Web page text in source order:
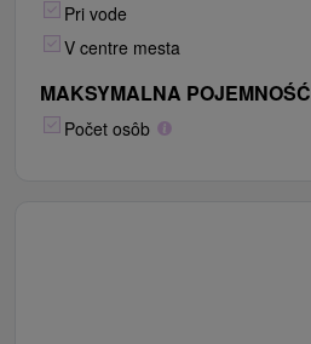
Pri vode
V centre mesta
MAKSYMALNA POJEMNOŚĆ
Počet osôb